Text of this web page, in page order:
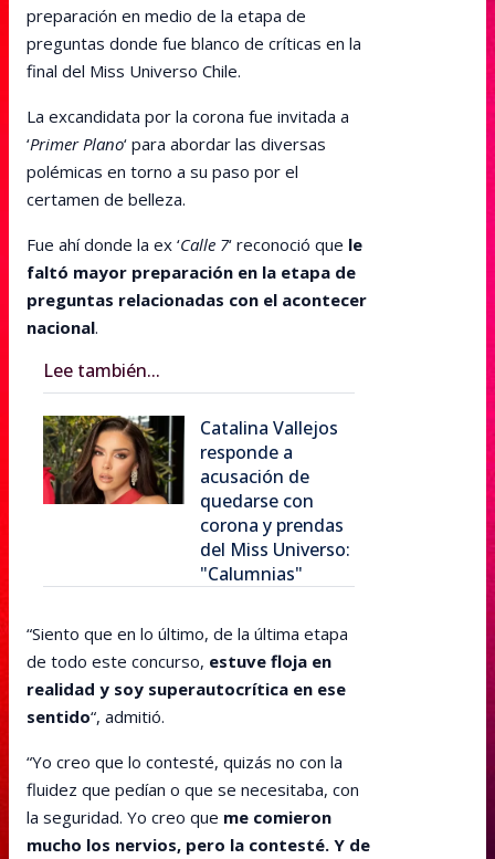
preparación en medio de la etapa de
preguntas donde fue blanco de críticas en la
final del Miss Universo Chile.
La excandidata por la corona fue invitada a
‘Primer Plano‘ para abordar las diversas
polémicas en torno a su paso por el
certamen de belleza.
Fue ahí donde la ex ‘Calle 7‘ reconoció que le
faltó mayor preparación en la etapa de
preguntas relacionadas con el acontecer
nacional.
Lee también...
Catalina Vallejos
responde a
acusación de
quedarse con
corona y prendas
del Miss Universo:
"Calumnias"
“Siento que en lo último, de la última etapa
de todo este concurso, estuve floja en
realidad y soy superautocrítica en ese
sentido“, admitió.
“Yo creo que lo contesté, quizás no con la
fluidez que pedían o que se necesitaba, con
la seguridad. Yo creo que me comieron
mucho los nervios, pero la contesté. Y de